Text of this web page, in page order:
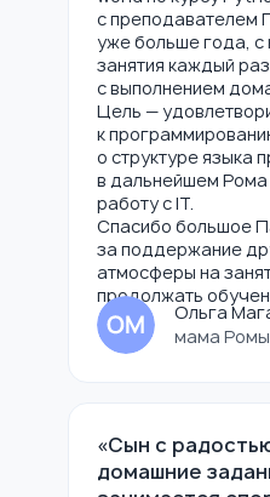
с преподавателем
уже больше года,
занятия каждый
с выполнением
Цель —
к
о структуре языка
в дальнейшем Рома
работу с IT.
Спасибо большое
за поддержание
атмосферы на
продолжать
Ольга
мама Ромы
«Сын с
домашние
Мы создаём условия,
ребёнок сможет активно
умение анализировать,
и генерировать новые
навыки пригодятся не
в программировании, но
областях жизни. Кроме
мы предлагаем гибкое
занятий, что позволяет
обучение к занятости
Благодаря этому
станет удобным и
Попробовать